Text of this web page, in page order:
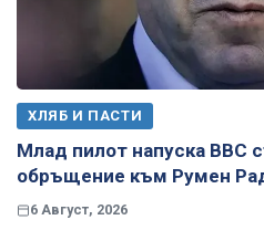
ХЛЯБ И ПАСТИ
Млад пилот напуска ВВС
обръщение към Румен
6 Август, 2026